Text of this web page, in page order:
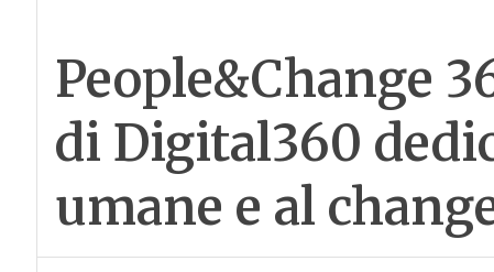
People&Change
di Digital360
umane e al